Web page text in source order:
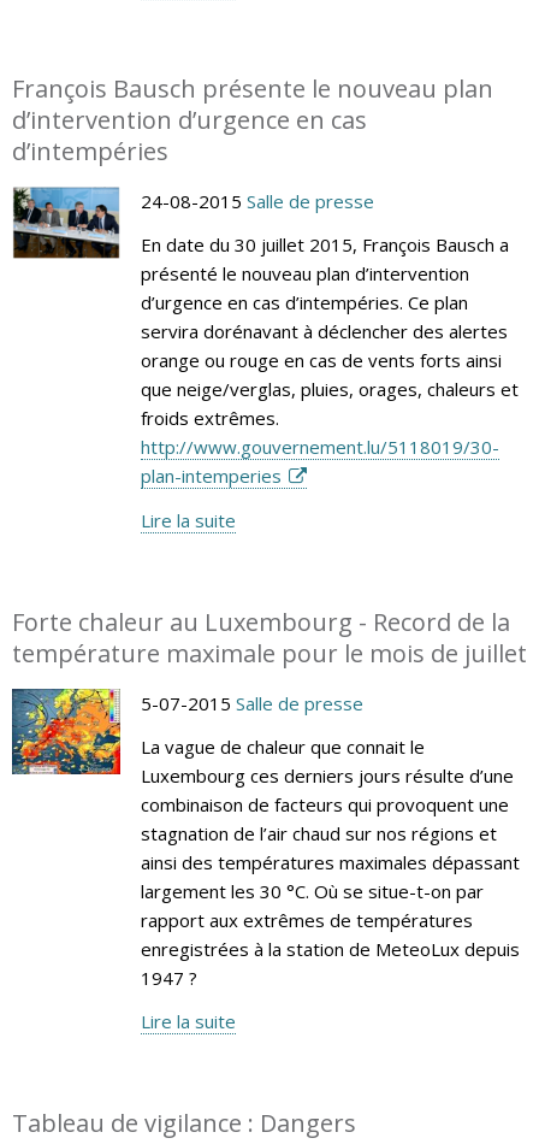
François Bausch présente le nouveau plan
d’intervention d’urgence en cas
d’intempéries
24-08-2015 Salle de presse
En date du 30 juillet 2015, François Bausch a
présenté le nouveau plan d’intervention
d’urgence en cas d’intempéries. Ce plan
servira dorénavant à déclencher des alertes
orange ou rouge en cas de vents forts ainsi
que neige/verglas, pluies, orages, chaleurs et
froids extrêmes.
http://www.gouvernement.lu/5118019/30-
plan-intemperies
Lire la suite
Forte chaleur au Luxembourg - Record de la
température maximale pour le mois de juillet
5-07-2015 Salle de presse
La vague de chaleur que connait le
Luxembourg ces derniers jours résulte d’une
combinaison de facteurs qui provoquent une
stagnation de l’air chaud sur nos régions et
ainsi des températures maximales dépassant
largement les 30 °C. Où se situe-t-on par
rapport aux extrêmes de températures
enregistrées à la station de MeteoLux depuis
1947 ?
Lire la suite
Tableau de vigilance : Dangers